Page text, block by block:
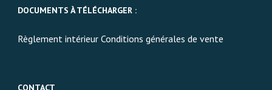
DOCUMENTS À TÉLÉCHARGER :
Règlement intérieur Conditions générales de vente
CONTACT